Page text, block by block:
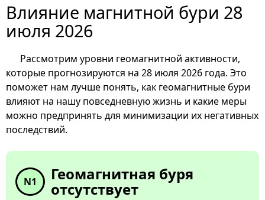
Влияние магнитной бури 28
июля 2026
Рассмотрим уровни геомагнитной активности,
которые прогнозируются на 28 июля 2026 года. Это
поможет нам лучше понять, как геомагнитные бури
влияют на нашу повседневную жизнь и какие меры
можно предпринять для минимизации их негативных
последствий.
N1 Геомагнитная буря
отсутствует